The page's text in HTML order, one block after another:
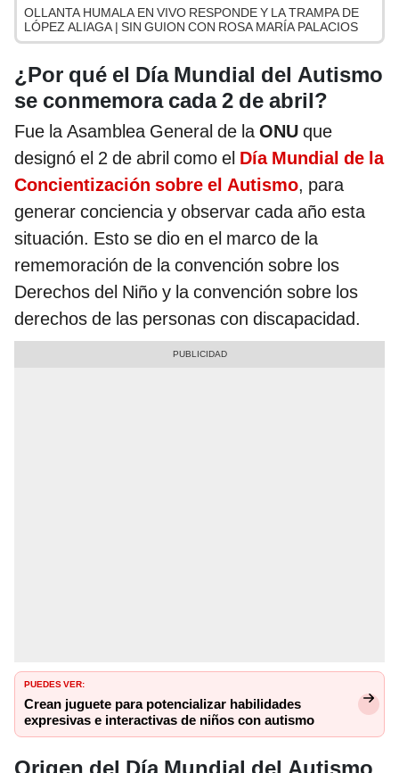
OLLANTA HUMALA EN VIVO RESPONDE Y LA TRAMPA DE
LÓPEZ ALIAGA | SIN GUION CON ROSA MARÍA PALACIOS
¿Por qué el Día Mundial del Autismo
se conmemora cada 2 de abril?
Fue la Asamblea General de laONU que
designó el 2 de abril como el Día Mundial de la
Concientización sobre el Autismo, para
generar conciencia y observar cada año esta
situación. Esto se dio en el marco de la
rememoración de la convención sobre los
Derechos del Niño y la convención sobre los
derechos de las personas con discapacidad.
PUEDES VER:
Crean juguete para potencializar habilidades
expresivas e interactivas de niños con autismo